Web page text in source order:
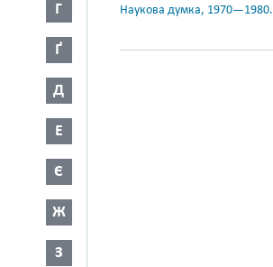
Г
Ґ
Д
Е
Є
Ж
З
Наукова думка, 1970—1980.